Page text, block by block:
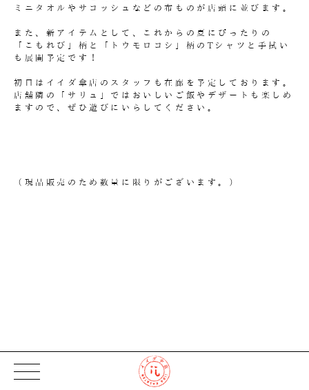
ミニタオルやサコッシュなどの布ものが店頭に並びます。
また、新アイテムとして、これからの夏にぴったりの
「こもれび」柄と「トウモロコシ」柄のTシャツと手拭い
も展開予定です！
初日はイイダ傘店のスタッフも在廊を予定しております。
店舗隣の「サリュ」ではおいしいご飯やデザートも楽しめ
ますので、ぜひ遊びにいらしてください。
（現品販売のため数量に限りがございます。）